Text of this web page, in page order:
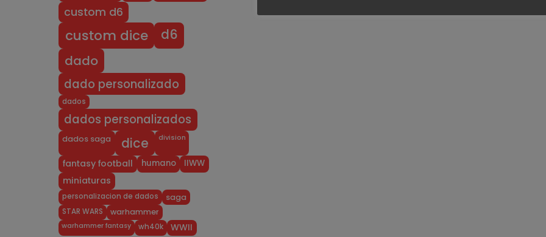
custom d6
custom dice
d6
dado
dado personalizado
dados
dados personalizados
dados saga dice division
fantasy football humano IIWW
miniaturas
personalizacion de dados saga
STAR WARS warhammer
warhammer fantasy wh40k WWII